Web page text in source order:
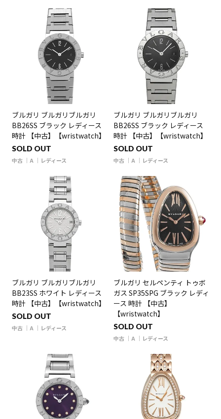
ブルガリ ブルガリブルガリ
BB26SS ブラック レディース
時計 【中古】【wristwatch】
SOLD OUT
中古 A レディース
ブルガリ ブルガリブルガリ
BB26SS ブラック レディース
時計 【中古】【wristwatch】
SOLD OUT
中古 A レディース
ブルガリ ブルガリブルガリ
BB23SS ホワイト レディース
時計 【中古】【wristwatch】
SOLD OUT
中古 A レディース
ブルガリ セルペンティ トゥボ
ガス SP35SPG ブラック レディ
ース 時計 【中古】
【wristwatch】
SOLD OUT
中古 A レディース